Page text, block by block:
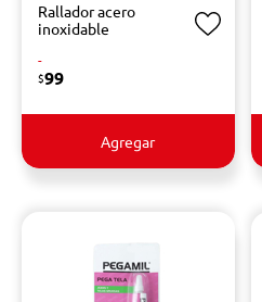
Rallador acero
inoxidable
-
$99
Agregar